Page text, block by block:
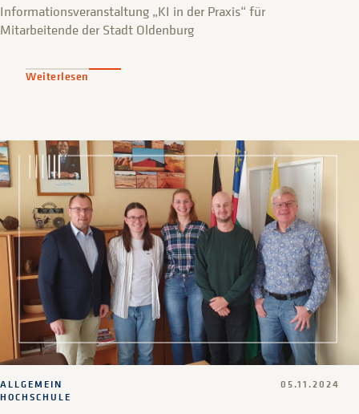
Informationsveranstaltung „KI in der Praxis“ für
Mitarbeitende der Stadt Oldenburg
Weiterlesen
ALLGEMEIN
HOCHSCHULE
05.11.2024